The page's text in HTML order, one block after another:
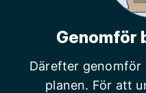
Genomför
Därefter genomför
planen. För att